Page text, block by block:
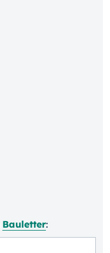
Bauletter: